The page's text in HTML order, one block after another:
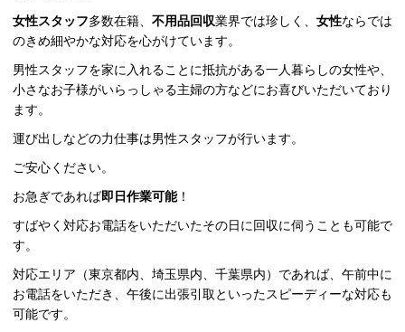
女性スタッフ多数在籍、 不用品回収業界では珍しく、 女性ならでは
のきめ細やかな対応を心がけています。
男性スタッフを家に入れることに抵抗がある一人暮らしの女性や、
小さなお子様がいらっしゃる主婦の方などにお喜びいただいており
ます。
運び出しなどの力仕事は男性スタッフが行います。
ご安心ください。
お急ぎであれば即日作業可能！
すばやく対応お電話をいただいたその日に回収に伺うことも可能で
す。
対応エリア（東京都内、埼玉県内、千葉県内）であれば、午前中に
お電話をいただき、午後に出張引取といったスピーディーな対応も
可能です。